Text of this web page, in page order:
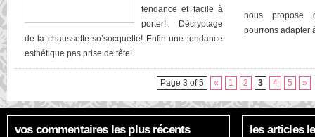
tendance et facile à
porter! Décryptage
de la chaussette so’socquette! Enfin une tendance
esthétique pas prise de tête!
nous propose
pourrons adapter
Page 3 of 5 « 1 2 3 4 5 »
vos commentaires les plus récents les articles